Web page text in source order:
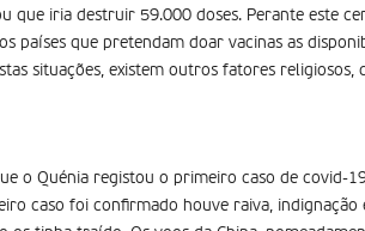
que iria destruir 59.000 doses. Perante este
países que pretendam doar vacinas as
situações, existem outros fatores
o Quénia registou o primeiro caso de covid-
caso foi confirmado houve raiva,